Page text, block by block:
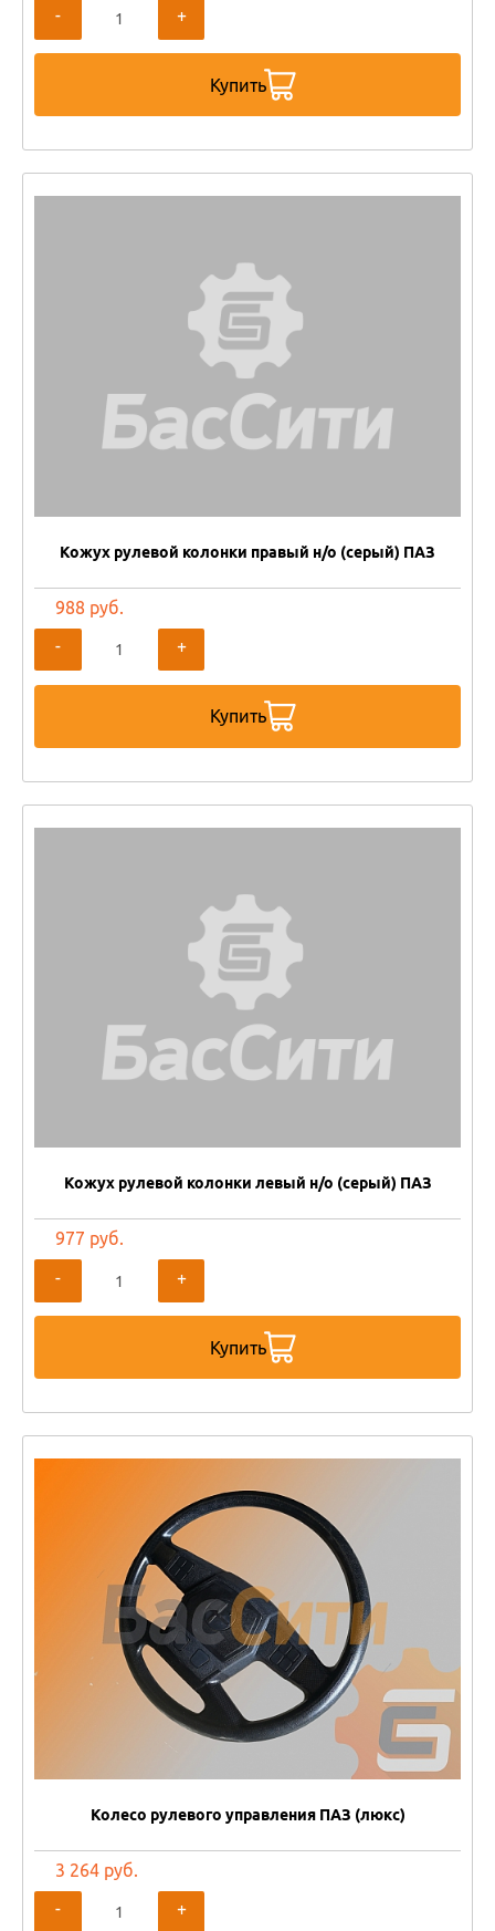
- +
Купить
Кожух рулевой колонки правый н/о (серый) ПАЗ
988 руб.
-
+
Купить
Кожух рулевой колонки левый н/о (серый) ПАЗ
977 руб.
-
+
Купить
Колесо рулевого управления ПАЗ (люкс)
3 264 руб.
-
+